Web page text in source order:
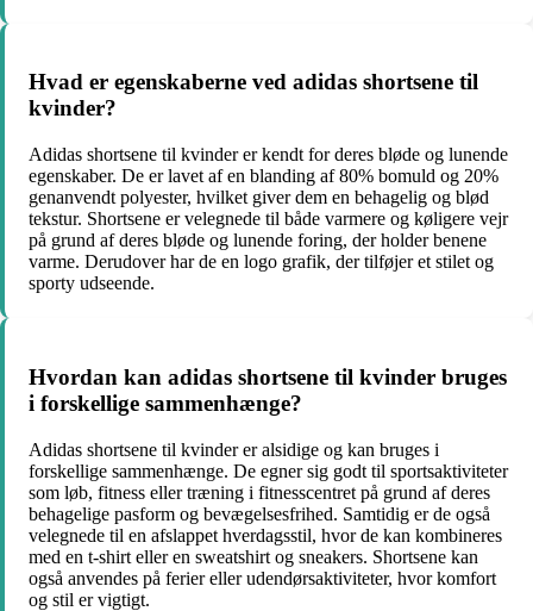
Hvad er egenskaberne ved adidas shortsene til
kvinder?
Adidas shortsene til kvinder er kendt for deres bløde og lunende
egenskaber. De er lavet af en blanding af 80% bomuld og 20%
genanvendt polyester, hvilket giver dem en behagelig og blød
tekstur. Shortsene er velegnede til både varmere og køligere vejr
på grund af deres bløde og lunende foring, der holder benene
varme. Derudover har de en logo grafik, der tilføjer et stilet og
sporty udseende.
Hvordan kan adidas shortsene til kvinder bruges
i forskellige sammenhænge?
Adidas shortsene til kvinder er alsidige og kan bruges i
forskellige sammenhænge. De egner sig godt til sportsaktiviteter
som løb, fitness eller træning i fitnesscentret på grund af deres
behagelige pasform og bevægelsesfrihed. Samtidig er de også
velegnede til en afslappet hverdagsstil, hvor de kan kombineres
med en t-shirt eller en sweatshirt og sneakers. Shortsene kan
også anvendes på ferier eller udendørsaktiviteter, hvor komfort
og stil er vigtigt.